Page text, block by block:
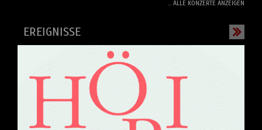
... ALLE KONZERTE ANZEIGEN
EREIGNISSE